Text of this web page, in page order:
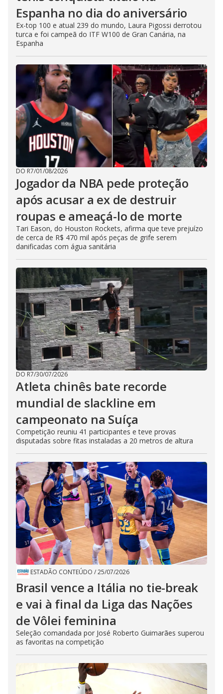
Espanha no dia do aniversário
Ex-top 100 e atual 239 do mundo, Laura Pigossi derrotou
turca e foi campeã do ITF W100 de Gran Canária, na
Espanha
DO R7/01/08/2026
Jogador da NBA pede proteção
após acusar a ex de destruir
roupas e ameaçá-lo de morte
Tari Eason, do Houston Rockets, afirma que teve prejuízo
de cerca de R$ 470 mil após peças de grife serem
danificadas com água sanitária
DO R7/30/07/2026
Atleta chinês bate recorde
mundial de slackline em
campeonato na Suíça
Competição reuniu 41 participantes e teve provas
disputadas sobre fitas instaladas a 20 metros de altura
ESTADÃO CONTEÚDO /25/07/2026
Brasil vence a Itália no tie-break
e vai à final da Liga das Nações
de Vôlei feminina
Seleção comandada por José Roberto Guimarães superou
as favoritas na competição